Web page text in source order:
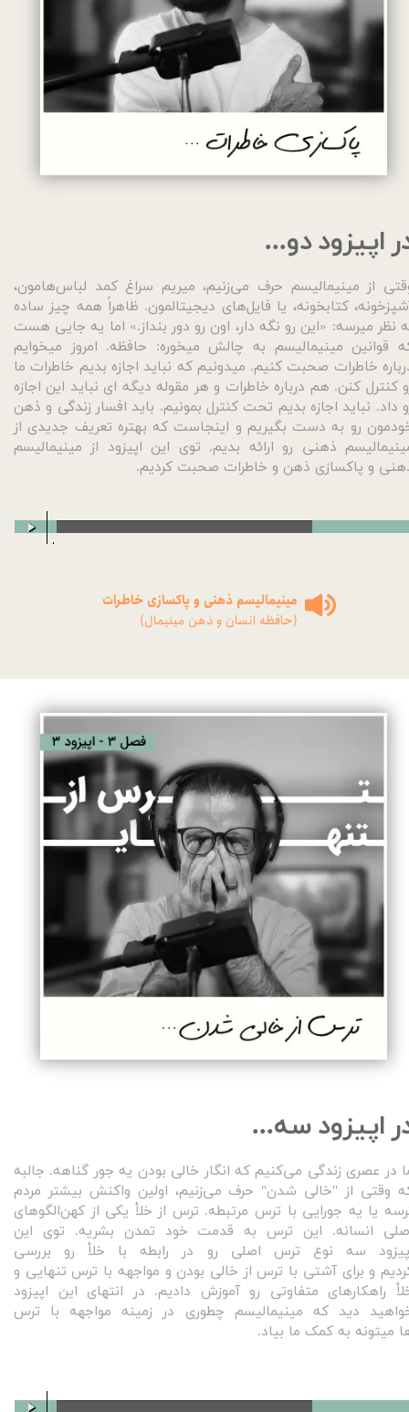
اپیزود دو...
از مینیمالیسم حرف می‌زنیم، میریم سراغ کمد لباس‌هامون،
کتابخونه، یا فایل‌های دیجیتالمون. ظاهراً همه چیز ساده
نظر میرسه: «این رو نگه دار، اون رو دور بنداز.» اما یه جایی هست
قوانین مینیمالیسم به چالش میخوره: حافظه. امروز میخوایم
خاطرات صحبت کنیم. میدونیم که نباید اجازه بدیم خاطرات ما
کنترل کنن. هم درباره خاطرات و هر مقوله دیگه ای نباید این اجازه
داد. نباید اجازه بدیم تحت کنترل بمونیم. باید افسار زندگی و ذهن
رو به دست بگیریم و اینجاست که بهتره تعریف جدیدی از
ذهنی رو ارائه بدیم. توی این اپیزود از مینیمالیسم
و پاکسازی ذهن و خاطرات صحبت کردیم.
مینیمالیسم ذهنی و پاکسازی خاطرات
(حافظه انسان و ذهن مینیمال)
اپیزود سه...
در عصری زندگی می‌کنیم که انگار خالی بودن یه جور گناهه. جالبه
وقتی از "خالی شدن" حرف می‌زنیم، اولین واکنش بیشتر مردم
یا یه جورایی با ترس مرتبطه. ترس از خلأ یکی از کهن‌الگوهای
انسانه. این ترس به قدمت خود تمدن بشریه. توی این
سه نوع ترس اصلی رو در رابطه با خلأ رو بررسی
و برای آشتی با ترس از خالی بودن و مواجهه با ترس تنهایی و
راهکارهای متفاوتی رو آموزش دادیم. در انتهای این اپیزود
دید که مینیمالیسم چطوری در زمینه مواجهه با ترس
میتونه به کمک ما بیاد.